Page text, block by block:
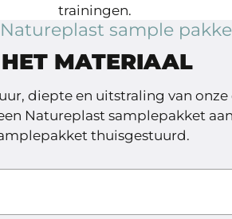
trainingen.
sample
MATERIAAL
diepte en uitstraling van
Natureplast samplepakket
thuisgestuurd.